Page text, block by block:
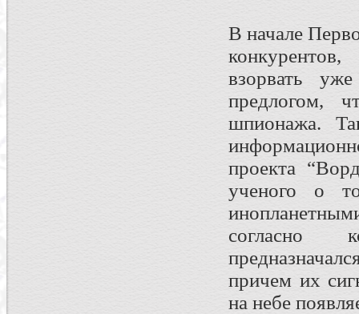
В начале
взорвать
предлогом,
шпионажа.
проекта
ученого о
согласно
причем их
на небе